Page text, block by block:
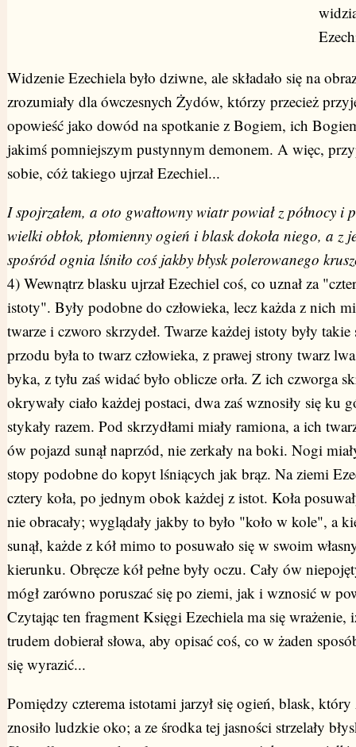
Widzenie Ezechiela było dziwne, ale składało się na
zrozumiały dla ówczesnych Żydów, którzy przecież
opowieść jako dowód na spotkanie z Bogiem, ich
jakimś pomniejszym pustynnym demonem. A więc,
sobie, cóż takiego ujrzał Ezechiel...
I spojrzałem, a oto gwałtowny wiatr powiał z północy i
wielki obłok, płomienny ogień i blask dokoła niego, a z
spośród ognia lśniło coś jakby błysk polerowanego
4) Wewnątrz blasku ujrzał Ezechiel coś, co uznał za
istoty". Były podobne do człowieka, lecz każda z nich
twarze i czworo skrzydeł. Twarze każdej istoty były takie
przodu była to twarz człowieka, z prawej strony twarz
byka, z tyłu zaś widać było oblicze orła. Z ich czworga
okrywały ciało każdej postaci, dwa zaś wznosiły się ku
stykały razem. Pod skrzydłami miały ramiona, a ich
ów pojazd sunął naprzód, nie zerkały na boki. Nogi
stopy podobne do kopyt lśniących jak brąz. Na ziemi
cztery koła, po jednym obok każdej z istot. Koła
nie obracały; wyglądały jakby to było "koło w kole", a
sunął, każde z kół mimo to posuwało się w swoim
kierunku. Obręcze kół pełne były oczu. Cały ów
mógł zarówno poruszać się po ziemi, jak i wznosić w
Czytając ten fragment Księgi Ezechiela ma się wrażenie,
trudem dobierał słowa, aby opisać coś, co w żaden
się wyrazić...
Pomiędzy czterema istotami jarzył się ogień, blask,
znosiło ludzkie oko; a ze środka tej jasności strzelały